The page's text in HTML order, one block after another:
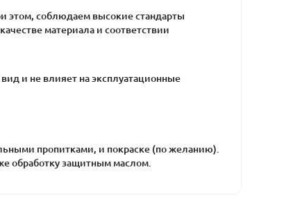
этом, соблюдаем высокие стандарты
материала и соответствии
и не влияет на эксплуатационные
пропитками, и покраске (по желанию).
обработку защитным маслом.